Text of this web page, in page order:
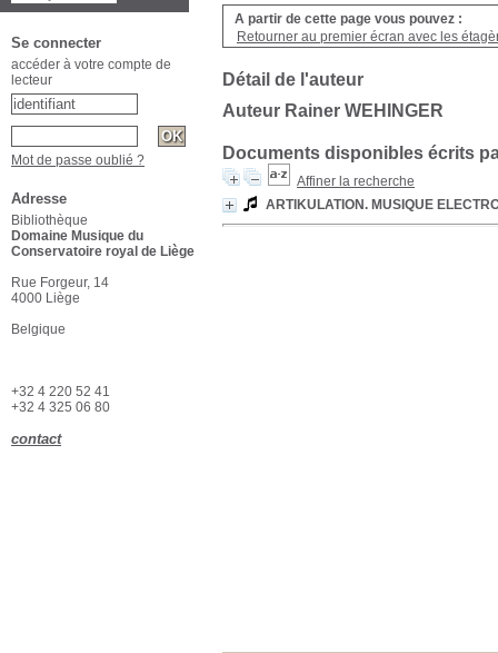
A partir de cette page vous pouvez :
Retourner au premier écran avec les
Détail de l'auteur
Auteur Rainer WEHINGER
Documents disponibles écrits
Affiner la recherche
ARTIKULATION. MUSIQUE
Se connecter
accéder à votre compte de
lecteur
Mot de passe oublié ?
Adresse
Bibliothèque
Domaine Musique du
Conservatoire royal de Liège
Rue Forgeur, 14
4000 Liège
Belgique
+32 4 220 52 41
+32 4 325 06 80
contact